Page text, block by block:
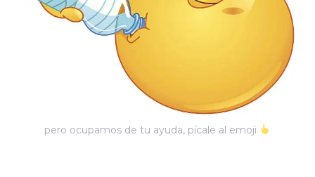
pero ocupamos de tu ayuda, pícale al emoji